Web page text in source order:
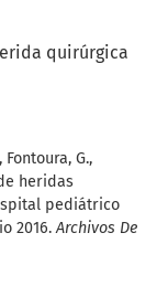
quirúrgica
Fontoura, G.,
heridas
pediátrico
2016.Archivos De